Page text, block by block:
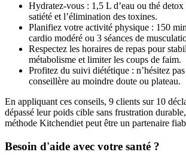
Hydratez-vous : 1,5 L d’eau ou thé
satiété et l’élimination des toxines.
Planifiez votre activité physique : 150
cardio modéré ou 3 séances de
Respectez les horaires de repas pour
métabolisme et limiter les coups de faim.
Profitez du suivi diététique : n’hésitez
conseillère au moindre doute ou plateau.
En appliquant ces conseils, 9 clients sur 10
dépassé leur poids cible sans frustration
méthode Kitchendiet peut être un partenaire
Besoin d'aide avec votre santé ?